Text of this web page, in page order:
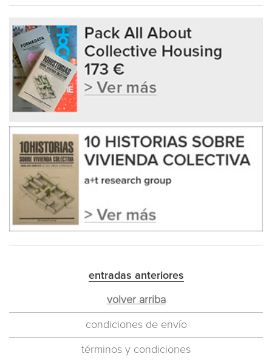
entradas anteriores
volver arriba
condiciones de envío
términos y condiciones